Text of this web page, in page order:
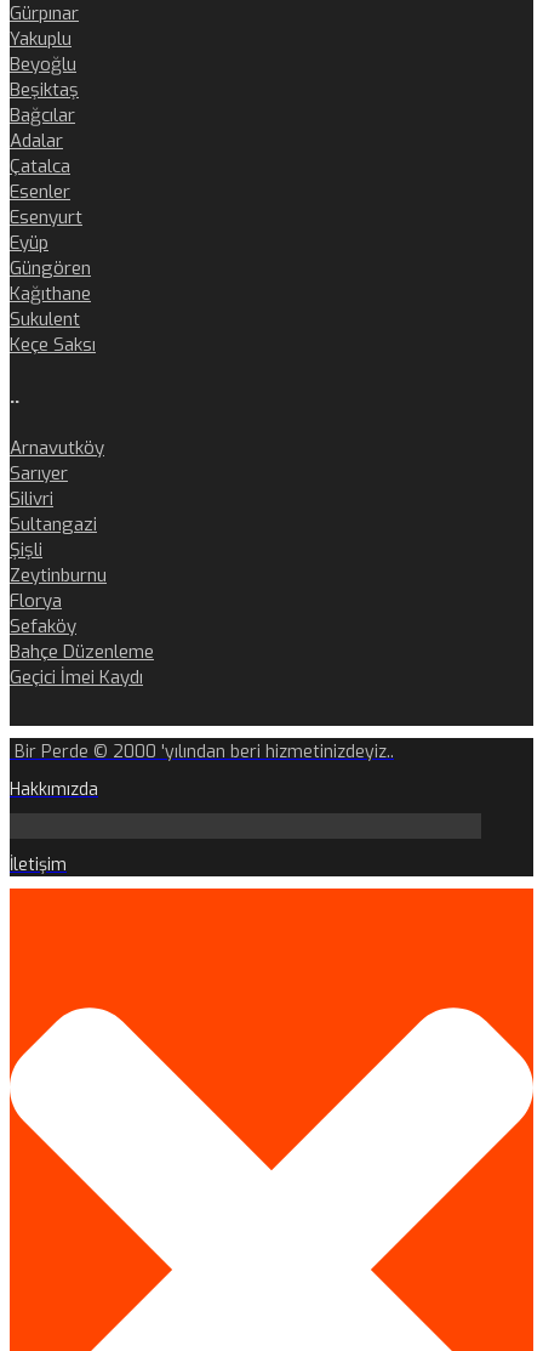
Gürpınar
Yakuplu
Beyoğlu
Beşiktaş
Bağcılar
Adalar
Çatalca
Esenler
Esenyurt
Eyüp
Güngören
Kağıthane
Sukulent
Keçe Saksı
..
Arnavutköy
Sarıyer
Silivri
Sultangazi
Şişli
Zeytinburnu
Florya
Sefaköy
Bahçe Düzenleme
Geçici İmei Kaydı
Bir Perde © 2000 'yılından beri hizmetinizdeyiz..
Hakkımızda
İletişim